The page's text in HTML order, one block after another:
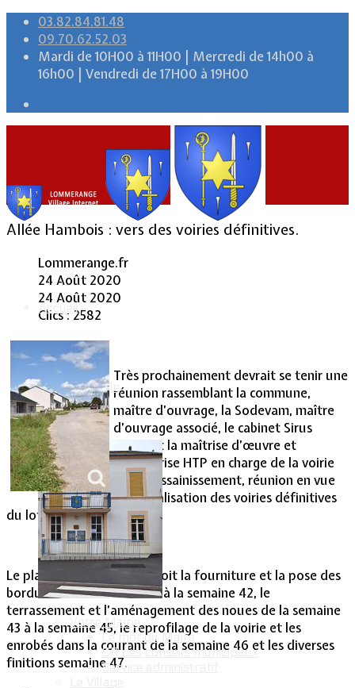
03.82.84.81.48
09.70.62.52.03
Mardi de 10H00 à 11H00 | Mercredi de 14h00 à
16h00 | Vendredi de 17H00 à 19H00
Accueil
Vie Municipale
Votre Mairie
Le mot du Maire
CR des conseils municipaux
Service administratif
Allée Hambois : vers des voiries définitives.
Lommerange.fr
24 Août 2020
24 Août 2020
Clics : 2582
Très prochainement devrait se tenir une
réunion rassemblant la commune,
maître d’ouvrage, la Sodevam, maître
d’ouvrage associé, le cabinet Sirus
assurant la maîtrise d’œuvre et
l’entreprise HTP en charge de la voirie
et de l’assainissement, réunion en vue
de la réalisation des voiries définitives
du lotissement Hambois.
Le planning de travail prévoit la fourniture et la pose des
bordures de la semaine 38 à la semaine 42, le
terrassement et l’aménagement des noues de la semaine
43 à la semaine 45, le reprofilage de la voirie et les
enrobés dans la courant de la semaine 46 et les diverses
finitions semaine 47.